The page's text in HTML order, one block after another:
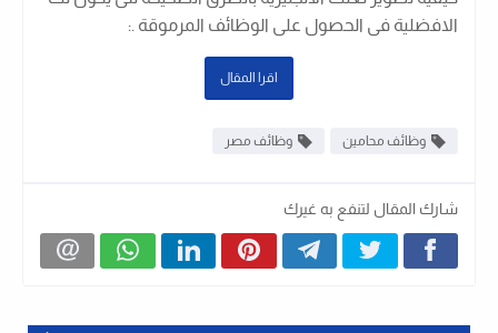
الافضلية فى الحصول على الوظائف المرموقة .:
اقرا المقال
وظائف محامين وظائف مصر
شارك المقال لتنفع به غيرك